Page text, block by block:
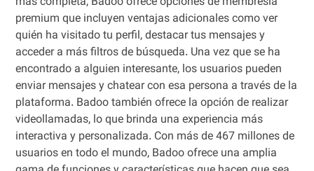
premium que incluyen ventajas adicionales como ver
quién ha visitado tu perfil, destacar tus mensajes y
acceder a más filtros de búsqueda. Una vez que se ha
encontrado a alguien interesante, los usuarios pueden
enviar mensajes y chatear con esa persona a través de la
plataforma. Badoo también ofrece la opción de realizar
videollamadas, lo que brinda una experiencia más
interactiva y personalizada. Con más de 467 millones de
usuarios en todo el mundo, Badoo ofrece una amplia